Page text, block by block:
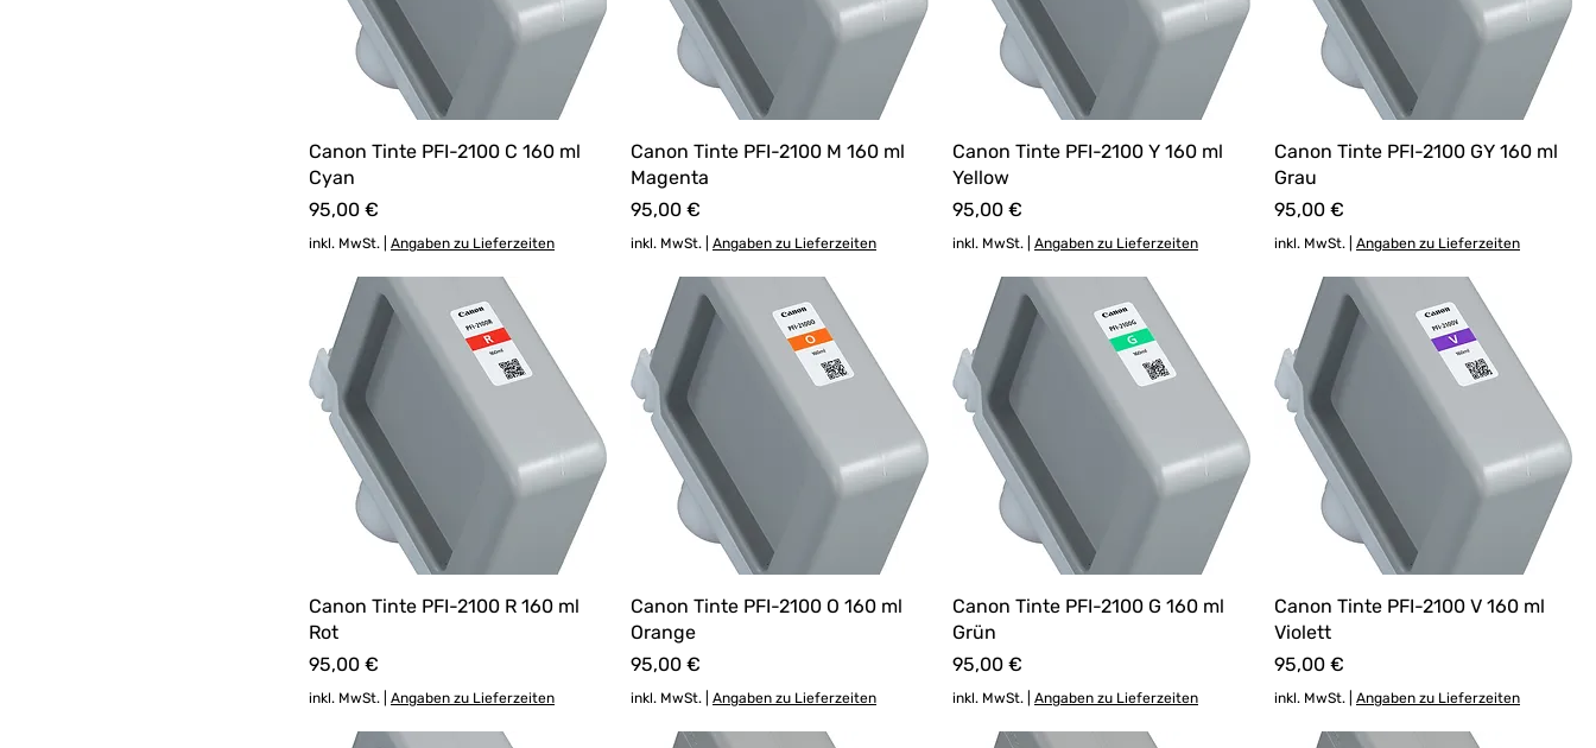
Canon Tinte PFI-2100 C 160 ml
Cyan
Preis
95,00 €
inkl. MwSt. Angaben zu Lieferzeiten
Canon Tinte PFI-2100 M 160 ml
Magenta
Preis
95,00 €
inkl. MwSt. Angaben zu Lieferzeiten
Canon Tinte PFI-2100 Y 160 ml
Yellow
Preis
95,00 €
inkl. MwSt. Angaben zu Lieferzeiten
Canon Tinte PFI-2100 GY 160 ml
Grau
Preis
95,00 €
inkl. MwSt. Angaben zu Lieferzeiten
Canon Tinte PFI-2100 R 160 ml
Rot
Preis
95,00 €
inkl. MwSt. Angaben zu Lieferzeiten
Canon Tinte PFI-2100 O 160 ml
Orange
Preis
95,00 €
inkl. MwSt. Angaben zu Lieferzeiten
Canon Tinte PFI-2100 G 160 ml
Grün
Preis
95,00 €
inkl. MwSt. Angaben zu Lieferzeiten
Canon Tinte PFI-2100 V 160 ml
Violett
Preis
95,00 €
inkl. MwSt. Angaben zu Lieferzeiten